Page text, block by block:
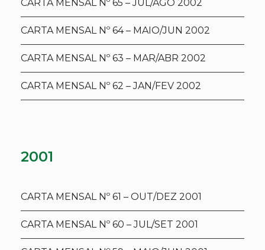
CARTA MENSAL Nº 65 – JUL/AGO 2002
CARTA MENSAL Nº 64 – MAIO/JUN 2002
CARTA MENSAL Nº 63 – MAR/ABR 2002
CARTA MENSAL Nº 62 – JAN/FEV 2002
2001
CARTA MENSAL Nº 61 – OUT/DEZ 2001
CARTA MENSAL Nº 60 – JUL/SET 2001